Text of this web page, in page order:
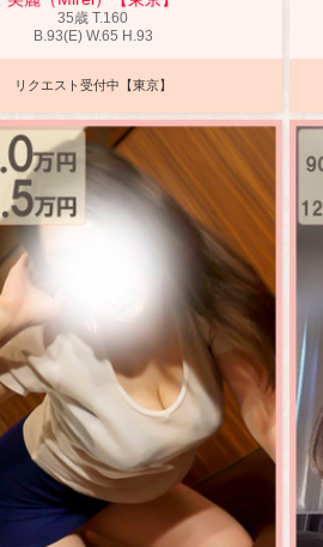
35歳T.160
B.93(E) W.65 H .93
リクエスト受付中【東京】